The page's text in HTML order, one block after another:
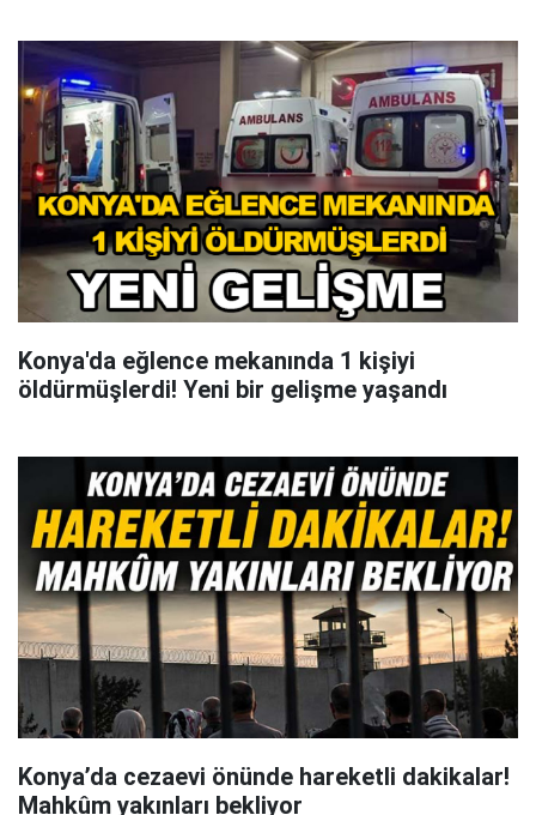
Konya'da eğlence mekanında 1 kişiyi
öldürmüşlerdi! Yeni bir gelişme yaşandı
Konya’da cezaevi önünde hareketli dakikalar!
Mahkûm yakınları bekliyor